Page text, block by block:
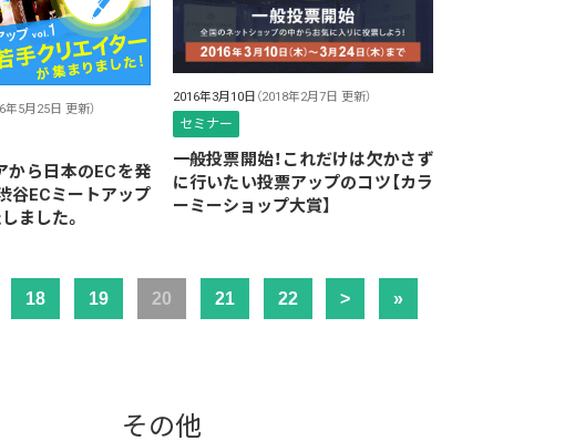
年5月25日 更新）
から日本のECを発
谷ECミートアップ
ました。
2016年3月10日 （2018年2月7日 更新）
セミナー
一般投票開始！これだけは欠かさず
に行いたい投票アップのコツ【カラ
ーミーショップ大賞】
18 19 20 21 22 > »
その他